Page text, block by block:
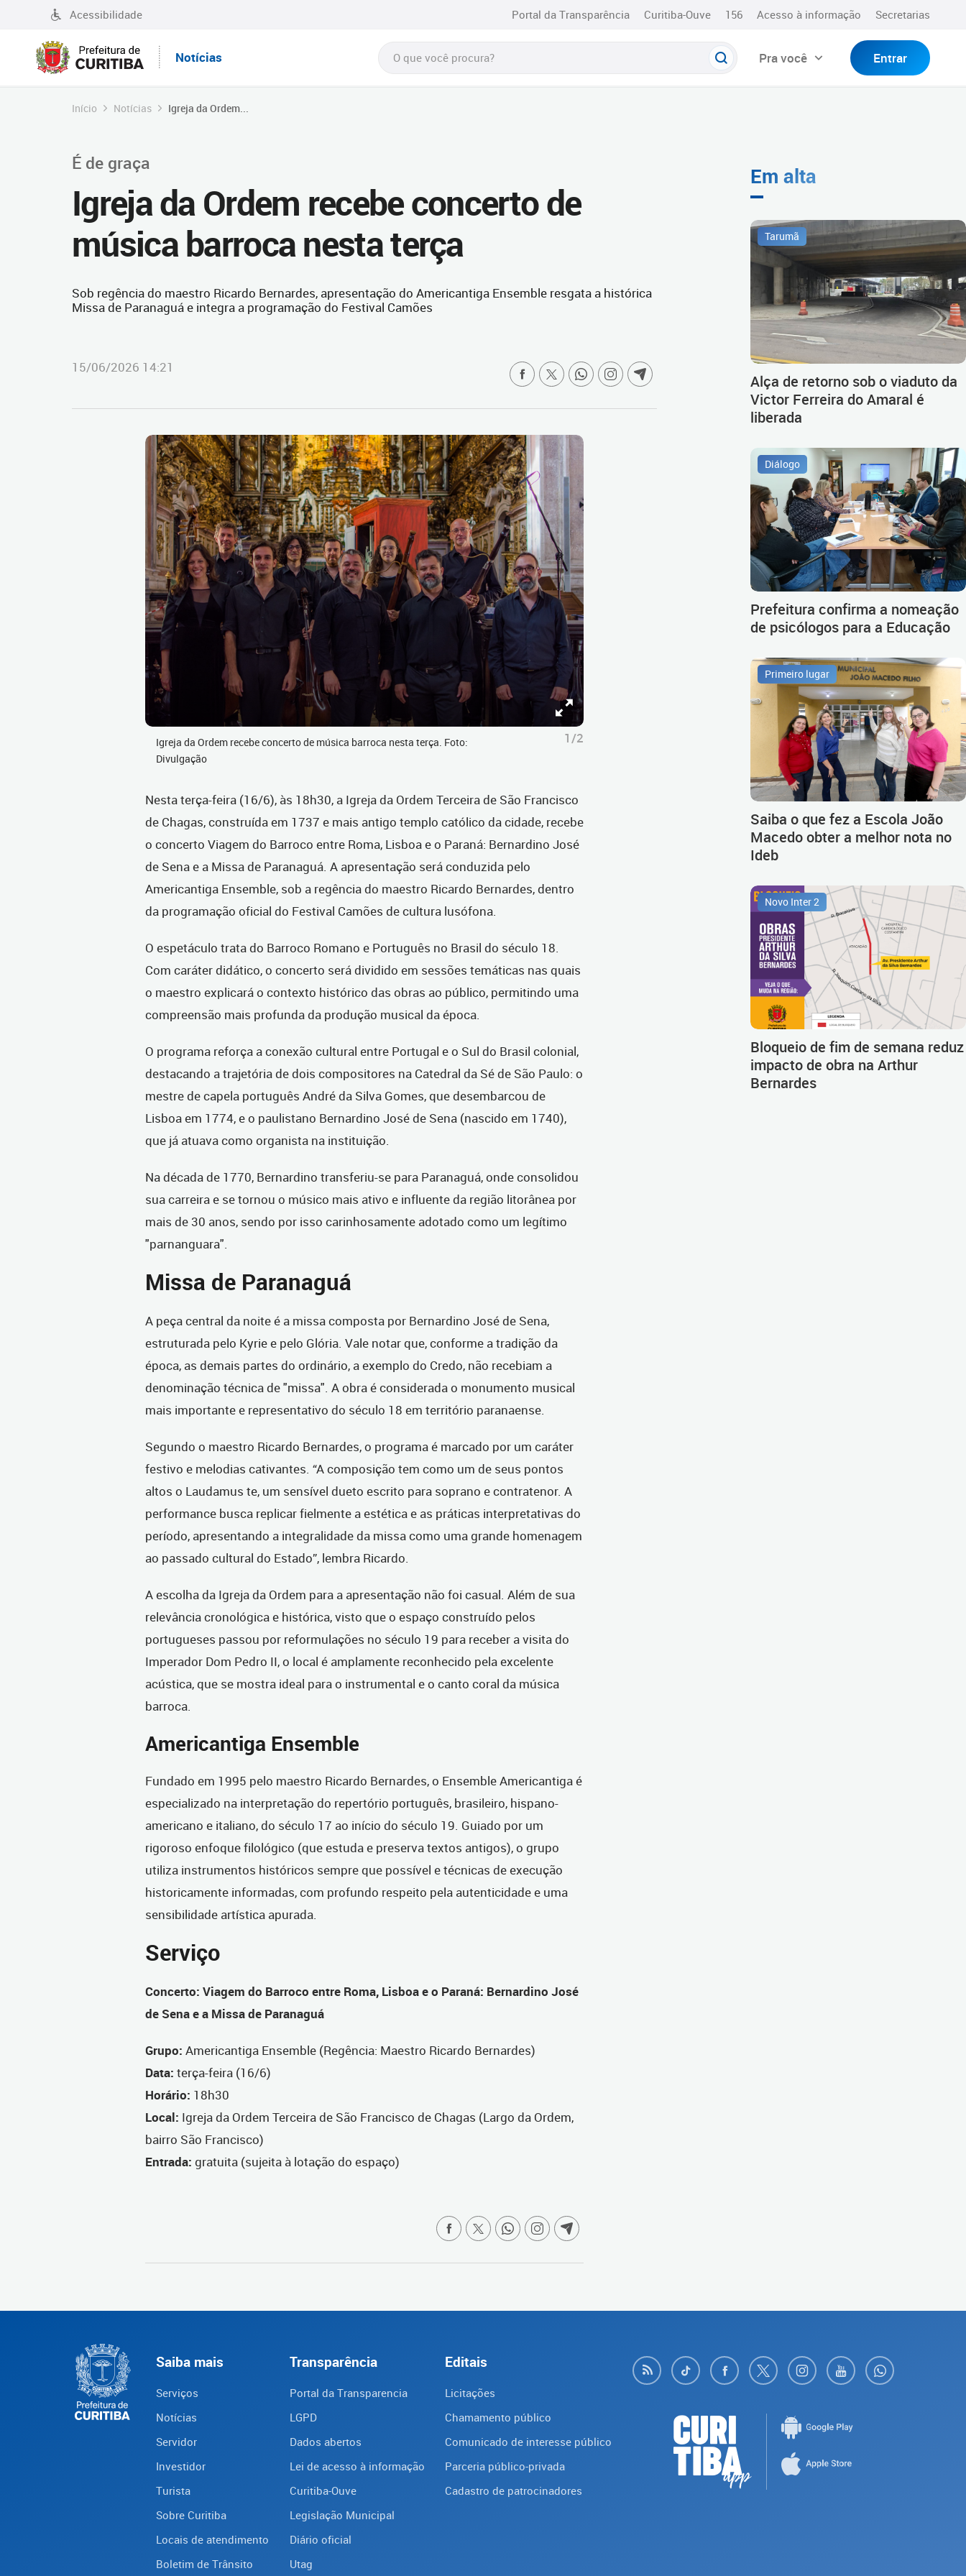
Acessibilidade Portal da Transparência Curitiba-Ouve 156 Acesso à informação Secretarias
Notícias Pra você Entrar
Início Notícias Igreja da Ordem...
É de graça
Igreja da Ordem recebe concerto de
música barroca nesta terça
Sob regência do maestro Ricardo Bernardes, apresentação do Americantiga Ensemble resgata a histórica
Missa de Paranaguá e integra a programação do Festival Camões
15/06/2026 14:21
Igreja da Ordem recebe concerto de música barroca nesta terça. Foto:
Divulgação
1/2
Nesta terça-feira (16/6), às 18h30, a Igreja da Ordem Terceira de São Francisco
de Chagas, construída em 1737 e mais antigo templo católico da cidade, recebe
o concerto Viagem do Barroco entre Roma, Lisboa e o Paraná: Bernardino José
de Sena e a Missa de Paranaguá. A apresentação será conduzida pelo
Americantiga Ensemble, sob a regência do maestro Ricardo Bernardes, dentro
da programação oficial do Festival Camões de cultura lusófona.
O espetáculo trata do Barroco Romano e Português no Brasil do século 18.
Com caráter didático, o concerto será dividido em sessões temáticas nas quais
o maestro explicará o contexto histórico das obras ao público, permitindo uma
compreensão mais profunda da produção musical da época.
O programa reforça a conexão cultural entre Portugal e o Sul do Brasil colonial,
destacando a trajetória de dois compositores na Catedral da Sé de São Paulo: o
mestre de capela português André da Silva Gomes, que desembarcou de
Lisboa em 1774, e o paulistano Bernardino José de Sena (nascido em 1740),
que já atuava como organista na instituição.
Na década de 1770, Bernardino transferiu-se para Paranaguá, onde consolidou
sua carreira e se tornou o músico mais ativo e influente da região litorânea por
mais de 30 anos, sendo por isso carinhosamente adotado como um legítimo
"parnanguara".
Missa de Paranaguá
A peça central da noite é a missa composta por Bernardino José de Sena,
estruturada pelo Kyrie e pelo Glória. Vale notar que, conforme a tradição da
época, as demais partes do ordinário, a exemplo do Credo, não recebiam a
denominação técnica de "missa". A obra é considerada o monumento musical
mais importante e representativo do século 18 em território paranaense.
Segundo o maestro Ricardo Bernardes, o programa é marcado por um caráter
festivo e melodias cativantes. “A composição tem como um de seus pontos
altos o Laudamus te, um sensível dueto escrito para soprano e contratenor. A
performance busca replicar fielmente a estética e as práticas interpretativas do
período, apresentando a integralidade da missa como uma grande homenagem
ao passado cultural do Estado”, lembra Ricardo.
A escolha da Igreja da Ordem para a apresentação não foi casual. Além de sua
relevância cronológica e histórica, visto que o espaço construído pelos
portugueses passou por reformulações no século 19 para receber a visita do
Imperador Dom Pedro II, o local é amplamente reconhecido pela excelente
acústica, que se mostra ideal para o instrumental e o canto coral da música
barroca.
Americantiga Ensemble
Fundado em 1995 pelo maestro Ricardo Bernardes, o Ensemble Americantiga é
especializado na interpretação do repertório português, brasileiro, hispano-
americano e italiano, do século 17 ao início do século 19. Guiado por um
rigoroso enfoque filológico (que estuda e preserva textos antigos), o grupo
utiliza instrumentos históricos sempre que possível e técnicas de execução
historicamente informadas, com profundo respeito pela autenticidade e uma
sensibilidade artística apurada.
Serviço
Concerto: Viagem do Barroco entre Roma, Lisboa e o Paraná: Bernardino José
de Sena e a Missa de Paranaguá
Grupo: Americantiga Ensemble (Regência: Maestro Ricardo Bernardes)
Data: terça-feira (16/6)
Horário: 18h30
Local: Igreja da Ordem Terceira de São Francisco de Chagas (Largo da Ordem,
bairro São Francisco)
Entrada: gratuita (sujeita à lotação do espaço)
Em alta
Tarumã
Alça de retorno sob o viaduto da
Victor Ferreira do Amaral é
liberada
Diálogo
Prefeitura confirma a nomeação
de psicólogos para a Educação
Primeiro lugar
Saiba o que fez a Escola João
Macedo obter a melhor nota no
Ideb
Novo Inter 2
Bloqueio de fim de semana reduz
impacto de obra na Arthur
Bernardes
Saiba mais
Serviços
Notícias
Servidor
Investidor
Turista
Sobre Curitiba
Locais de atendimento
Boletim de Trânsito
Transparência
Portal da Transparencia
LGPD
Dados abertos
Lei de acesso à informação
Curitiba-Ouve
Legislação Municipal
Diário oficial
Utag
Editais
Licitações
Chamamento público
Comunicado de interesse público
Parceria público-privada
Cadastro de patrocinadores